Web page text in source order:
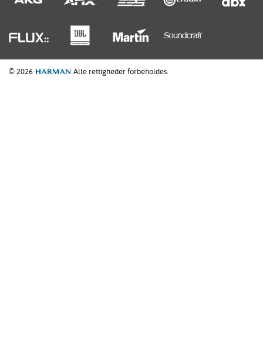
© 2026 Alle rettigheder forbeholdes.